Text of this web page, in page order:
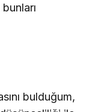
bulduğum,